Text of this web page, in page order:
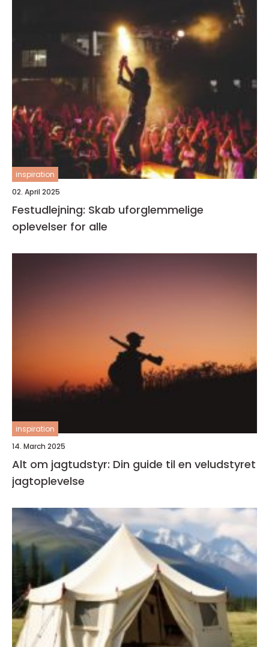
inspiration
02. April 2025
Festudlejning: Skab uforglemmelige
oplevelser for alle
inspiration
14. March 2025
Alt om jagtudstyr: Din guide til en veludstyret
jagtoplevelse